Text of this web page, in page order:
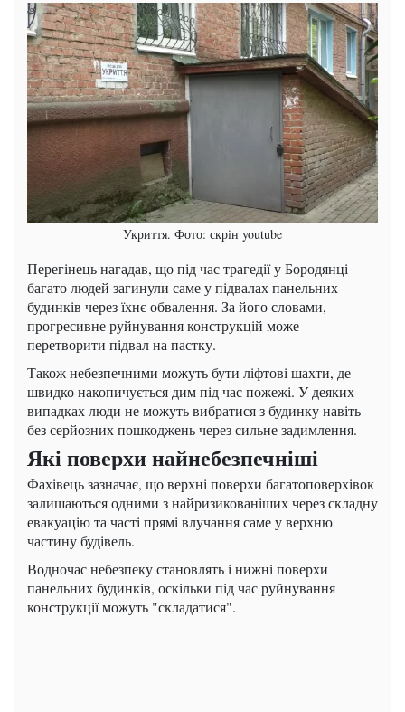
Укриття. Фото: скрін youtube
Перегінець нагадав, що під час трагедії у Бородянці
багато людей загинули саме у підвалах панельних
будинків через їхнє обвалення. За його словами,
прогресивне руйнування конструкцій може
перетворити підвал на пастку.
Також небезпечними можуть бути ліфтові шахти, де
швидко накопичується дим під час пожежі. У деяких
випадках люди не можуть вибратися з будинку навіть
без серйозних пошкоджень через сильне задимлення.
Які поверхи найнебезпечніші
Фахівець зазначає, що верхні поверхи багатоповерхівок
залишаються одними з найризикованіших через складну
евакуацію та часті прямі влучання саме у верхню
частину будівель.
Водночас небезпеку становлять і нижні поверхи
панельних будинків, оскільки під час руйнування
конструкції можуть "складатися".